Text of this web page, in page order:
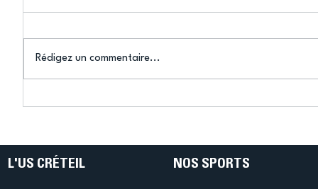
Rédigez un commentaire...
L'US CRÉTEIL NOS SPORTS